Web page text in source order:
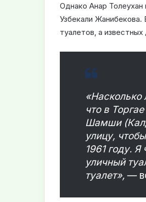
Однако Анар Толеухан
Узбекали
туалетов, а
«Насколько
что в
Шамши
улицу,
1961 году.
уличный
туалет», —